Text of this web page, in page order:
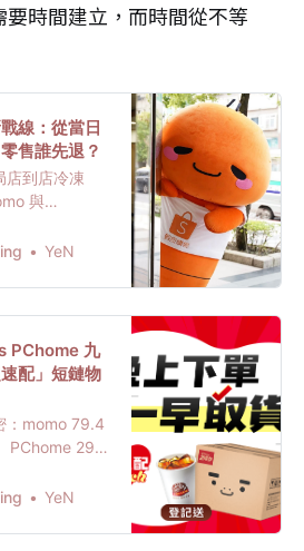
時間建立，而時間從不等
線：從當日
售誰先退？
店到店冷凍
與
流成為平台
YeN
PChome 九
配」短鏈物
：momo 79.4
PChome 29.1
一超商「超速
建構「短鏈物
YeN